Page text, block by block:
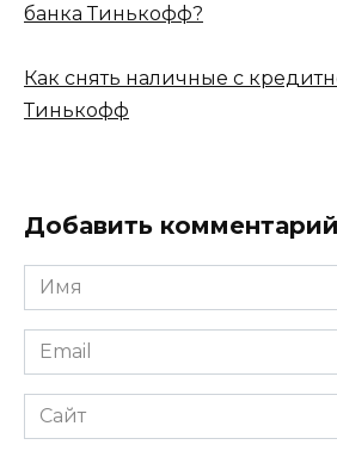
банка Тинькофф?
Как снять наличные с
Тинькофф
Добавить комментарий
Имя
*
Email
*
Сайт